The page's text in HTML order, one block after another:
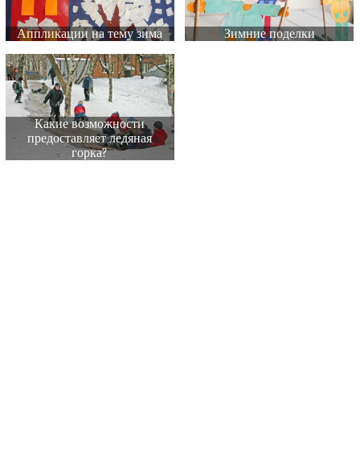
Аппликации на тему зима Зимние поделки
Какие возможности
предоставляет ледяная
горка?